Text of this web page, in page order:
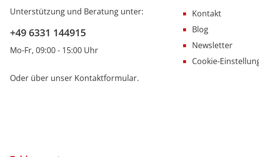
Unterstützung und Beratung unter:
+49 6331 144915
Mo-Fr, 09:00 - 15:00 Uhr
Oder über unser Kontaktformular.
Kontakt
Blog
Newsletter
Cookie-